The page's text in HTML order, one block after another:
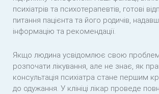
психіатрів та психотерапевтів, готові
питання пацієнта та його родичів,
інформацію та рекомендації.
Якщо людина усвідомлює свою
розпочати лікування, але не знає, як
консультація психіатра стане першим
до одужання. У клініці лікар проведе